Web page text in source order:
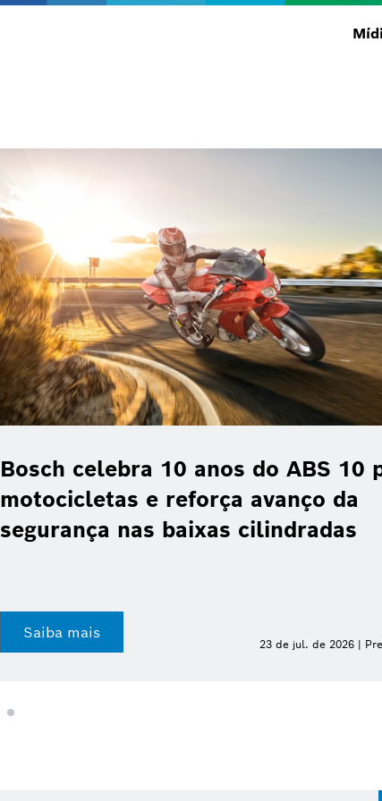
Bosch anuncia colaboração com a
Qualcomm para acelerar a
transformação industrial no Brasil
Saiba mais
8 de jul. de 2026 |